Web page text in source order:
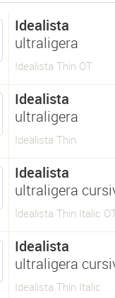
Idealista
ultraligera
Idealista Thin OT
Idealista
ultraligera
Idealista Thin
Idealista
ultraligera
Idealista Thin Italic
Idealista
ultraligera
Idealista Thin Italic